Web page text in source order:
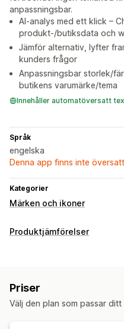
anpassningsbar.
AI-analys med ett klick –
produkt-/butiksdata och
Jämför alternativ, lyfter
kunders frågor
Anpassningsbar storlek/
butikens varumärke/tema
Innehåller automatöversatt
Språk
engelska
Denna app finns inte
Kategorier
Märken och ikoner
Ikontyp
Gränser
Position av ikon
Produktjämförelser
Priser
Välj den plan som passar